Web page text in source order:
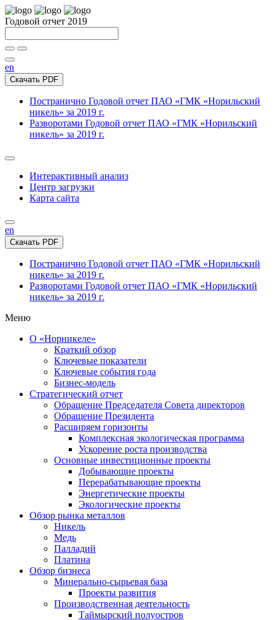
Годовой отчет 2019
en
Скачать PDF
Постранично Годовой отчет ПАО «ГМК «Норильский
никель» за 2019 г.
Разворотами Годовой отчет ПАО «ГМК «Норильский
никель» за 2019 г.
Интерактивный анализ
Центр загрузки
Карта сайта
en
Скачать PDF
Постранично Годовой отчет ПАО «ГМК «Норильский
никель» за 2019 г.
Разворотами Годовой отчет ПАО «ГМК «Норильский
никель» за 2019 г.
Меню
О «Норникеле»
Краткий обзор
Ключевые показатели
Ключевые события года
Бизнес-модель
Стратегический отчет
Обращение Председателя Совета директоров
Обращение Президента
Расширяем горизонты
Комплексная экологическая программа
Ускорение роста производства
Основные инвестиционные проекты
Добывающие проекты
Перерабатывающие проекты
Энергетические проекты
Экологические проекты
Обзор рынка металлов
Никель
Медь
Палладий
Платина
Обзор бизнеса
Минерально-сырьевая база
Проекты развития
Производственная деятельность
Таймырский полуостров